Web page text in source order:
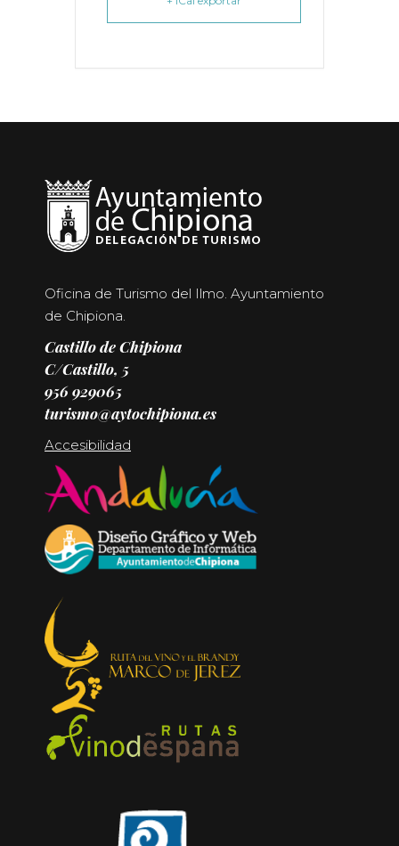
Oficina de Turismo del Ilmo. Ayuntamiento
de Chipiona.
Castillo de Chipiona
C/Castillo, 5
956 929065
turismo@aytochipiona.es
Accesibilidad